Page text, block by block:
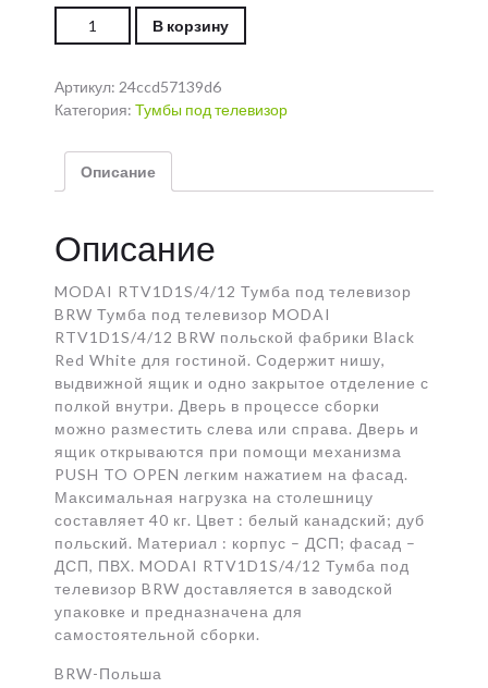
Количество MODAI RTV1D1S/4/12 Тумба под
телевизор BRW
В корзину
Артикул: 24ccd57139d6
Категория: Тумбы под телевизор
Описание
Описание
MODAI RTV1D1S/4/12 Тумба под телевизор
BRW Тумба под телевизор MODAI
RTV1D1S/4/12 BRW польской фабрики Black
Red White для гостиной. Содержит нишу,
выдвижной ящик и одно закрытое отделение с
полкой внутри. Дверь в процессе сборки
можно разместить слева или справа. Дверь и
ящик открываются при помощи механизма
PUSH TO OPEN легким нажатием на фасад.
Максимальная нагрузка на столешницу
составляет 40 кг. Цвет : белый канадский; дуб
польский. Материал : корпус – ДСП; фасад –
ДСП, ПВХ. MODAI RTV1D1S/4/12 Тумба под
телевизор BRW доставляется в заводской
упаковке и предназначена для
самостоятельной сборки.
BRW-Польша